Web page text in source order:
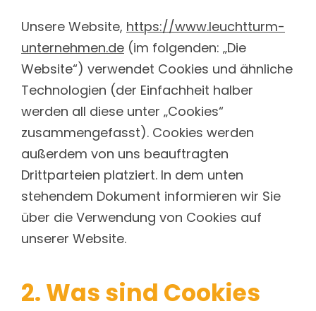
Unsere Website, https://www.leuchtturm-
unternehmen.de (im folgenden: „Die
Website“) verwendet Cookies und ähnliche
Technologien (der Einfachheit halber
werden all diese unter „Cookies“
zusammengefasst). Cookies werden
außerdem von uns beauftragten
Drittparteien platziert. In dem unten
stehendem Dokument informieren wir Sie
über die Verwendung von Cookies auf
unserer Website.
2. Was sind Cookies